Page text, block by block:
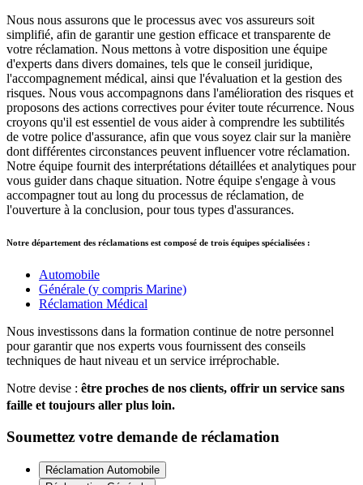
Nous nous assurons que le processus avec vos assureurs soit
simplifié, afin de garantir une gestion efficace et transparente de
votre réclamation. Nous mettons à votre disposition une équipe
d'experts dans divers domaines, tels que le conseil juridique,
l'accompagnement médical, ainsi que l'évaluation et la gestion des
risques. Nous vous accompagnons dans l'amélioration des risques et
proposons des actions correctives pour éviter toute récurrence. Nous
croyons qu'il est essentiel de vous aider à comprendre les subtilités
de votre police d'assurance, afin que vous soyez clair sur la manière
dont différentes circonstances peuvent influencer votre réclamation.
Notre équipe fournit des interprétations détaillées et analytiques pour
vous guider dans chaque situation. Notre équipe s'engage à vous
accompagner tout au long du processus de réclamation, de
l'ouverture à la conclusion, pour tous types d'assurances.
Notre département des réclamations est composé de trois équipes spécialisées :
Automobile
Générale (y compris Marine)
Réclamation Médical
Nous investissons dans la formation continue de notre personnel
pour garantir que nos experts vous fournissent des conseils
techniques de haut niveau et un service irréprochable.
Notre devise : être proches de nos clients, offrir un service sans
faille et toujours aller plus loin.
Soumettez votre demande de réclamation
Réclamation Automobile